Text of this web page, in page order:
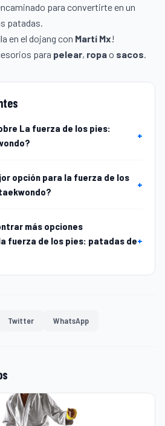
para convertirte en un
patadas.
en el dojang con Martí Mx!
para pelear, ropao sacos.
La fuerza de los pies:
+
opción para la fuerza de los
+
más opciones
fuerza de los pies: patadas de+
Twitter WhatsApp